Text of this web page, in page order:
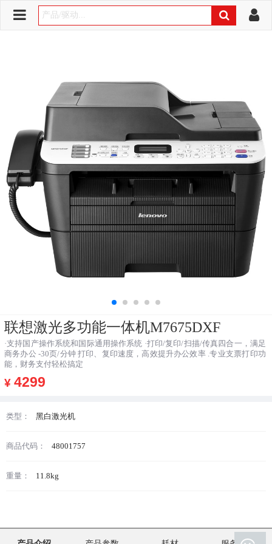
联想激光多功能一体机M7675DXF
·支持国产操作系统和国际通用操作系统 ·打印/复印/扫描/传真四合一，满足
商务办公 -30页/分钟 打印、复印速度，高效提升办公效率 .专业支票打印功
能，财务支付轻松搞定
¥ 4299
类型： 黑白激光机
商品代码： 48001757
重量： 11.8kg